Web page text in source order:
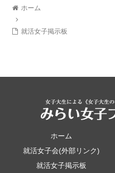
ホーム
就活女子掲示板
ホーム
就活女子会(外部リンク)
就活女子掲示板